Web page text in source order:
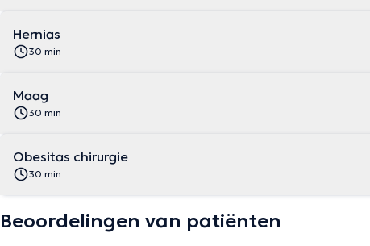
Hernias
30 min
Maag
30 min
Obesitas chirurgie
30 min
Beoordelingen van patiënten